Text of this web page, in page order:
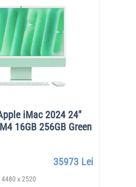
iMac 2024 24"
16GB 256GB Green
35973 Lei
4480 x 2520